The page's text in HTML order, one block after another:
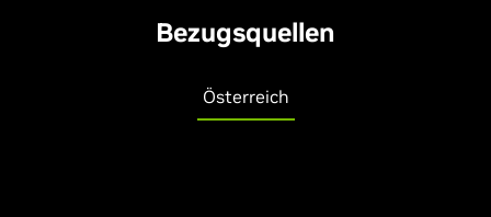
Bezugsquellen
Österreich